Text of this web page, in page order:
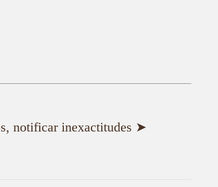
notificar inexactitudes ➤